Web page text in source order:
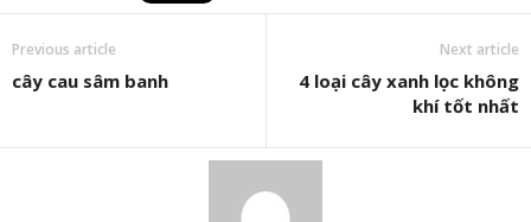
Previous article
cây cau sâm banh
Next article
4 loại cây xanh lọc không
khí tốt nhất